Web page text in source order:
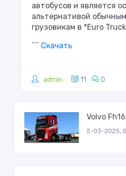
автобусов и является
альтернативой
грузовикам в *Euro
``` Скачать
admin 11 0
Volvo
5-03-2025,